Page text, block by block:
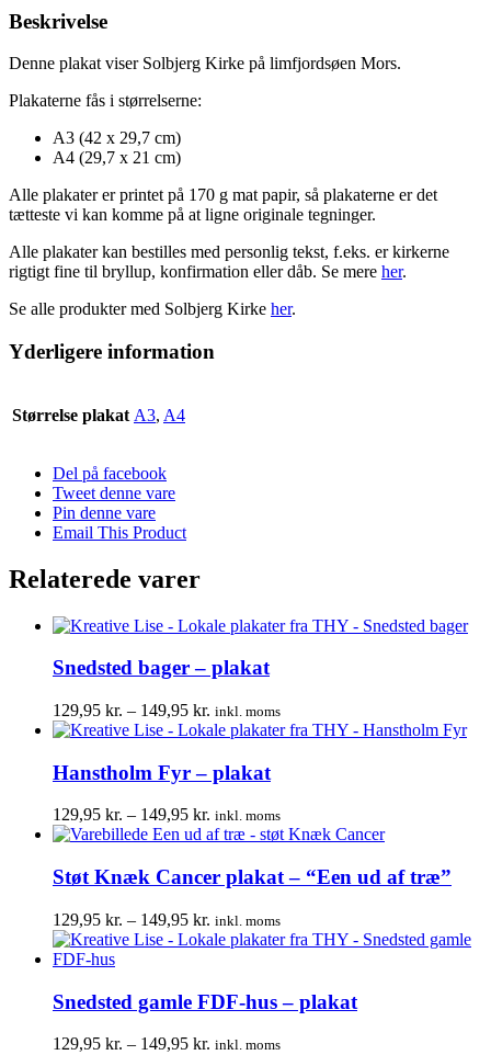
Beskrivelse
Denne plakat viser Solbjerg Kirke på limfjordsøen Mors.
Plakaterne fås i størrelserne:
A3 (42 x 29,7 cm)
A4 (29,7 x 21 cm)
Alle plakater er printet på 170 g mat papir, så plakaterne er det
tætteste vi kan komme på at ligne originale tegninger.
Alle plakater kan bestilles med personlig tekst, f.eks. er kirkerne
rigtigt fine til bryllup, konfirmation eller dåb. Se mere her.
Se alle produkter med Solbjerg Kirke her.
Yderligere information
Størrelse plakat A3, A4
Del på facebook
Tweet denne vare
Pin denne vare
Email This Product
Relaterede varer
Snedsted bager – plakat
129,95 kr. – 149,95 kr. Prisinterval:
129,95 kr.
149,95 kr.
inkl. moms
Hanstholm Fyr – plakat
129,95 kr. – 149,95 kr. Prisinterval:
129,95 kr.
149,95 kr.
inkl. moms
Støt Knæk Cancer plakat – “Een ud af træ”
129,95 kr. – 149,95 kr. Prisinterval:
129,95 kr.
inkl. moms
Snedsted gamle FDF-hus – plakat
129,95 kr. – 149,95 kr. Prisinterval:
inkl. moms